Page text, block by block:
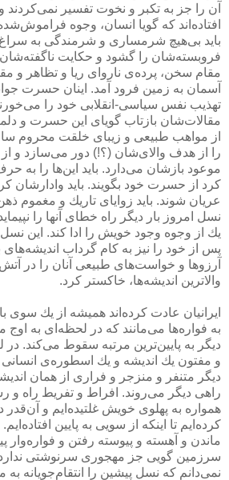
آن را جز به تكبر و نخوت تفسیر
افتاده‌اند كه گویا انسان، وجوه
باید بی‌هیچ شرمساری و شرمندگی به
فروبسته‌شان را گشود و حكایت
مقام سخن، پرده‌ی ناروای ریا و تظاهر و
آسمان به زمین فرود آمد. اینان حسرت
تهذیب نفس سیاسی-انقلابی خود را
مقالات‌شان بازتاب گویای این حسرت و
از مواهب طبیعی و زیبای خلقت محروم
را از هدف والای‌شان (؟!) دور می‌سازد و
موعود بازشان می‌دارد. باید این‌ها را به
كرد از حسرت خود بگویند. باید وادارشان
عریان شوند. باید زوایای تاریك و مغموم
نسل امروز بار دیگر راه خطای آنها را
یك از وجوه وجود خویش را ادا كند. این
پس از خود را نیز به كام گرداب
آرزوها و خواست‌های طبیعی آنان را در
والاترین اندیشه‌ها، خاكستر كرد.
ایرانیان عادت كرده‌اند همیشه از یك سوی
به فواره‌ها می‌مانند كه در لحظه‌ای به
دیگر به پایین‌ترین مرتبه سقوط می‌كند.
و مفتون یك اندیشه و یك اسطوره‌ی
دیگر متنفر و منزجر و فراری از همان
راهی دیگر می‌روند. افراط و تفریط راه و
همواره به پهلوی خویش غلتیده‌ایم و آن‌قدر
كرده‌ایم تا اینكه از سویی به پایین
ماندن و آهسته و پیوسته رفتن و فواره‌وار
سرزمین گویی جز مهجوری سرنوشتی
نمی‌دانم كه نسل پیشین را انتقام‌جویانه